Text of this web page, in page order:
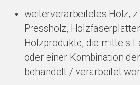
weiterverarbeitetes Holz,
Pressholz,
Holzprodukte, die mittels
oder einer Kombination
behandelt / verarbeitet